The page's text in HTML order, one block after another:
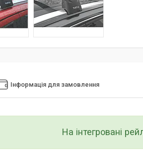
Інформація для замовлення
На інтегровані